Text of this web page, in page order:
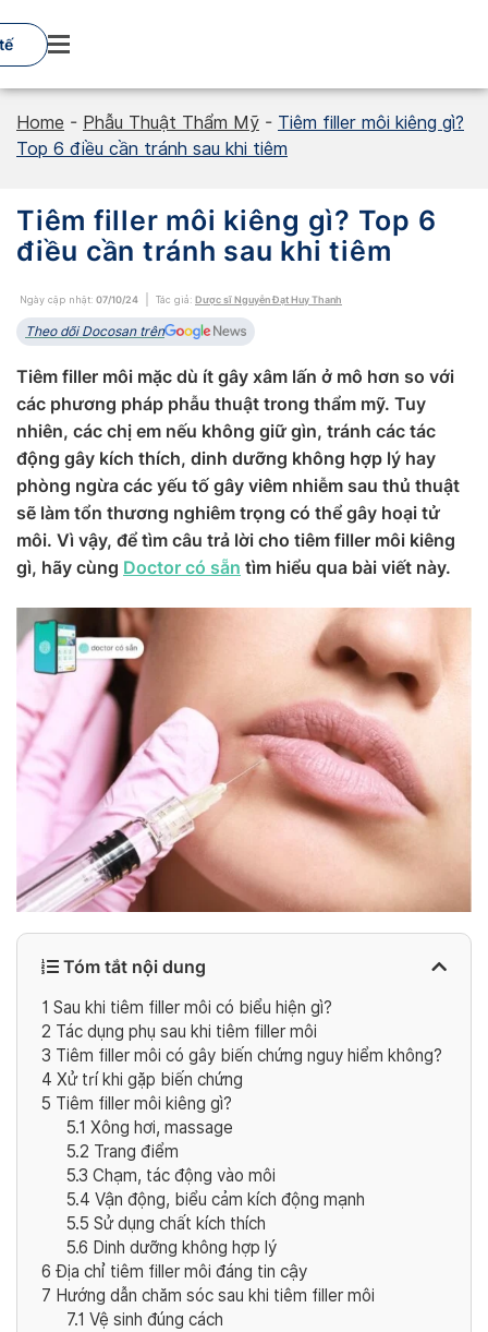
to
content
Home - Phẫu Thuật Thẩm Mỹ - Tiêm filler môi kiêng gì?
Top 6 điều cần tránh sau khi tiêm
Tiêm filler môi kiêng gì? Top 6
điều cần tránh sau khi tiêm
Ngày cập nhật: 07/10/24 Tác giả: Dược sĩ Nguyễn Đạt Huy Thanh
Theo dõi Docosan trên
Tiêm filler môi mặc dù ít gây xâm lấn ở mô hơn so với
các phương pháp phẫu thuật trong thẩm mỹ. Tuy
nhiên, các chị em nếu không giữ gìn, tránh các tác
động gây kích thích, dinh dưỡng không hợp lý hay
phòng ngừa các yếu tố gây viêm nhiễm sau thủ thuật
sẽ làm tổn thương nghiêm trọng có thể gây hoại tử
môi. Vì vậy, để tìm câu trả lời cho tiêm filler môi kiêng
gì, hãy cùng Doctor có sẵn tìm hiểu qua bài viết này.
Tóm tắt nội dung
1 Sau khi tiêm filler môi có biểu hiện gì?
2 Tác dụng phụ sau khi tiêm filler môi
3 Tiêm filler môi có gây biến chứng nguy hiểm không?
4 Xử trí khi gặp biến chứng
5 Tiêm filler môi kiêng gì?
5.1 Xông hơi, massage
5.2 Trang điểm
5.3 Chạm, tác động vào môi
5.4 Vận động, biểu cảm kích động mạnh
5.5 Sử dụng chất kích thích
5.6 Dinh dưỡng không hợp lý
6 Địa chỉ tiêm filler môi đáng tin cậy
7 Hướng dẫn chăm sóc sau khi tiêm filler môi
7.1 Vệ sinh đúng cách